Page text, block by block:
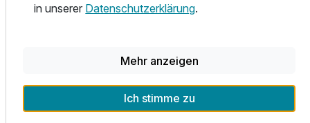
Für 4 Tage p.P. ab493,00 €
Die nahe gelegenen Weinberge laden zu einem
einer ausgedehnten Wanderung. Lassen sie den Tag in
einem schönen Glas Pfälzer Wein ausklingen. Das Team
vom Gartenhotel Heusser und die Familie Köhler und
in unserer Datenschutzerklärung.
Mehr anzeigen
Ich stimme zu